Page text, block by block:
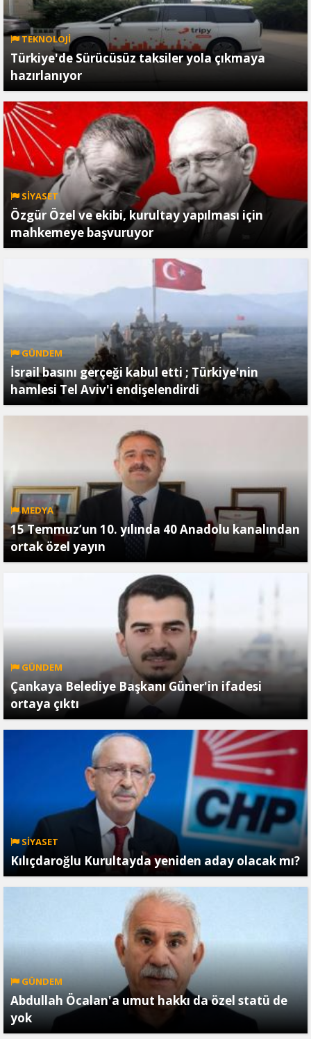
TEKNOLOJİ
Türkiye'de Sürücüsüz taksiler yola çıkmaya
hazırlanıyor
SİYASET
Özgür Özel ve ekibi, kurultay yapılması için
mahkemeye başvuruyor
GÜNDEM
İsrail basını gerçeği kabul etti ; Türkiye'nin
hamlesi Tel Aviv'i endişelendirdi
MEDYA
15 Temmuz’un 10. yılında 40 Anadolu kanalından
ortak özel yayın
GÜNDEM
Çankaya Belediye Başkanı Güner'in ifadesi
ortaya çıktı
SİYASET
Kılıçdaroğlu Kurultayda yeniden aday olacak mı?
GÜNDEM
Abdullah Öcalan'a umut hakkı da özel statü de
yok